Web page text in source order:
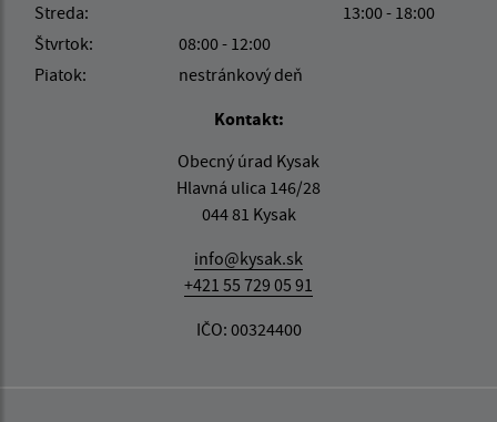
Streda:
13:00 - 18:00
Štvrtok:
08:00 - 12:00
Piatok:
nestránkový deň
Kontakt:
Obecný úrad Kysak
Hlavná ulica 146/28
044 81 Kysak
info@kysak.sk
+421 55 729 05 91
IČO: 00324400